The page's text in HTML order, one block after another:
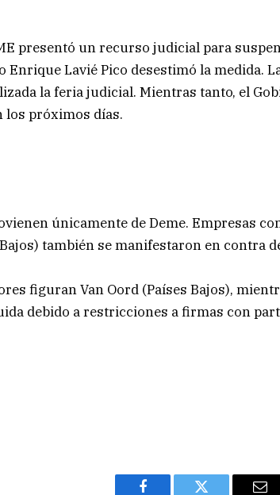
presentó un recurso judicial para
Lavié Pico desestimó la medida.
la feria judicial. Mientras tanto, el
los próximos días.
únicamente de Deme. Empresas
también se manifestaron en contra
figuran Van Oord (Países Bajos),
debido a restricciones a firmas con